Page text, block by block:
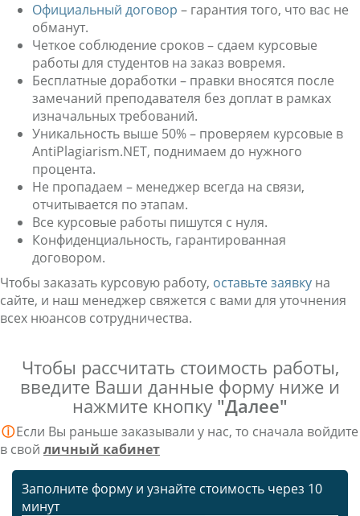
Официальный договор – гарантия того, что вас не
обманут.
Четкое соблюдение сроков – сдаем курсовые
работы для студентов на заказ вовремя.
Бесплатные доработки – правки вносятся после
замечаний преподавателя без доплат в рамках
изначальных требований.
Уникальность выше 50% – проверяем курсовые в
AntiPlagiarism.NET, поднимаем до нужного
процента.
Не пропадаем – менеджер всегда на связи,
отчитывается по этапам.
Все курсовые работы пишутся с нуля.
Конфиденциальность, гарантированная
договором.
Чтобы заказать курсовую работу, оставьте заявку на
сайте, и наш менеджер свяжется с вами для уточнения
всех нюансов сотрудничества.
Чтобы рассчитать стоимость работы,
введите Ваши данные форму ниже и
нажмите кнопку "Далее"
ⓘЕсли Вы раньше заказывали у нас, то сначала войдите
в свой личный кабинет
Заполните форму и узнайте стоимость через 10
минут